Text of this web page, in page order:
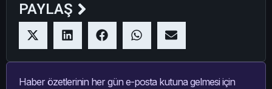
PAYLAŞ
Haber özetlerinin her gün e-posta kutuna gelmesi için